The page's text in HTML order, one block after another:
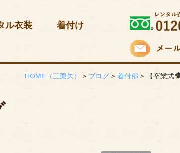
ル衣装
着付け
HOME （三栗矢） > ブログ >着付部 > 【卒業式